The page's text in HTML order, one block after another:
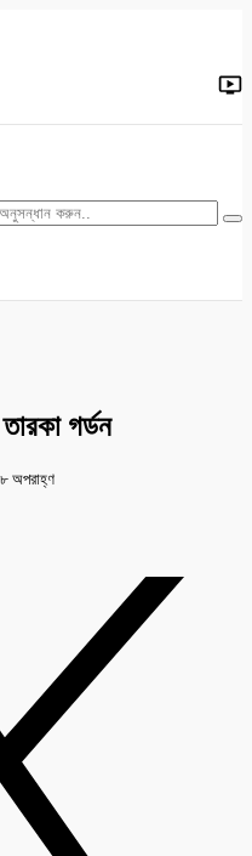
খেলাধুলা জাতীয় যশোর
গর্ডন
অপরাহ্ণ